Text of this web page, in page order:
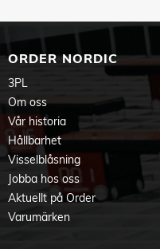
ORDER NORDIC
3PL
Om oss
Vår historia
Hållbarhet
Visselblåsning
Jobba hos oss
Aktuellt på Order
Varumärken